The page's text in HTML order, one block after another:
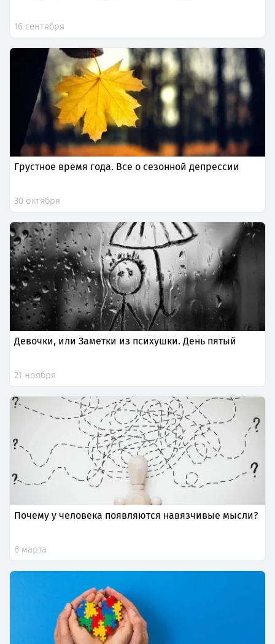
16 сентября
Грустное время года. Все о сезонной депрессии
30 октября
Девочки, или Заметки из психушки. День пятый
21 ноября
Почему у человека появляются навязчивые мысли?
6 марта